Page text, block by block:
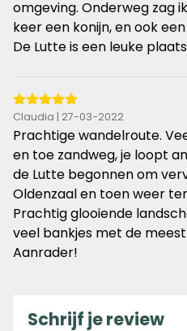
sterren
omgeving. Onderweg zag
keer een konijn, en ook
De Lutte is een leuke
5
van
de
5
sterren
Claudia | 27-03-2022
Prachtige wandelroute.
en toe zandweg, je loopt
de Lutte begonnen om
Oldenzaal en toen weer
Prachtig glooiende
veel bankjes met de
Aanrader!
Schrijf je review